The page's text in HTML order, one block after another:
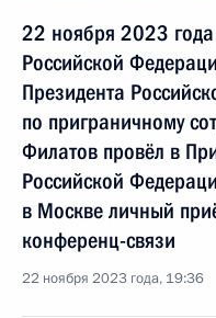
22 ноября 2023
Российской
Президента
по приграничному
Филатов провёл в
Российской
в Москве личный
конференц-связи
22 ноября 2023 года, 19:36